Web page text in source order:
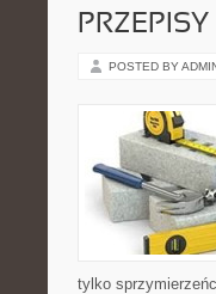
POSTED BY
tylko